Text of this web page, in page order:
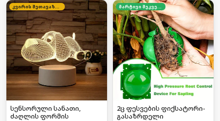
კვირის შეთავაზება
სენსორული სანათი,
ძაღლის ფორმის
მარტივი შეკვეთა
2ც ფესვების ფიქსატორი-
გასაზრდელი